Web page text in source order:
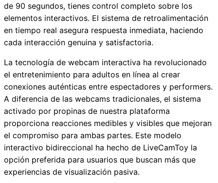
de 90 segundos, tienes control completo sobre los
elementos interactivos. El sistema de retroalimentación
en tiempo real asegura respuesta inmediata, haciendo
cada interacción genuina y satisfactoria.
La tecnología de webcam interactiva ha revolucionado
el entretenimiento para adultos en línea al crear
conexiones auténticas entre espectadores y performers.
A diferencia de las webcams tradicionales, el sistema
activado por propinas de nuestra plataforma
proporciona reacciones medibles y visibles que mejoran
el compromiso para ambas partes. Este modelo
interactivo bidireccional ha hecho de LiveCamToy la
opción preferida para usuarios que buscan más que
experiencias de visualización pasiva.